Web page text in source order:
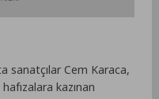
sanatçılar Cem Karaca,
kazınan